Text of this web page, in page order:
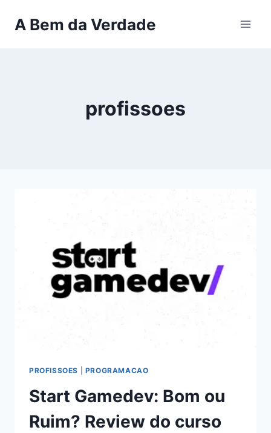
paraA Bem da Verdade
profissoes
PROFISSOES PROGRAMACAO
Start Gamedev: Bom ou
Ruim? Review do curso